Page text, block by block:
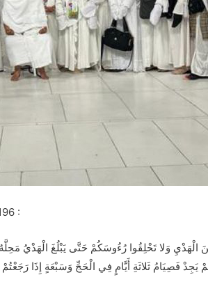
:
الْهَدْيِ وَلا تَحْلِقُوا رُءُوسَكُمْ حَتَّى يَبْلُغَ الْهَدْيُ
فَصِيَامُ ثَلاثَةِ أَيَّامٍ فِي الْحَجِّ وَسَبْعَةٍ إِذَا